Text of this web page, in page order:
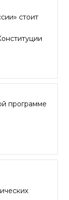
стоит
программе